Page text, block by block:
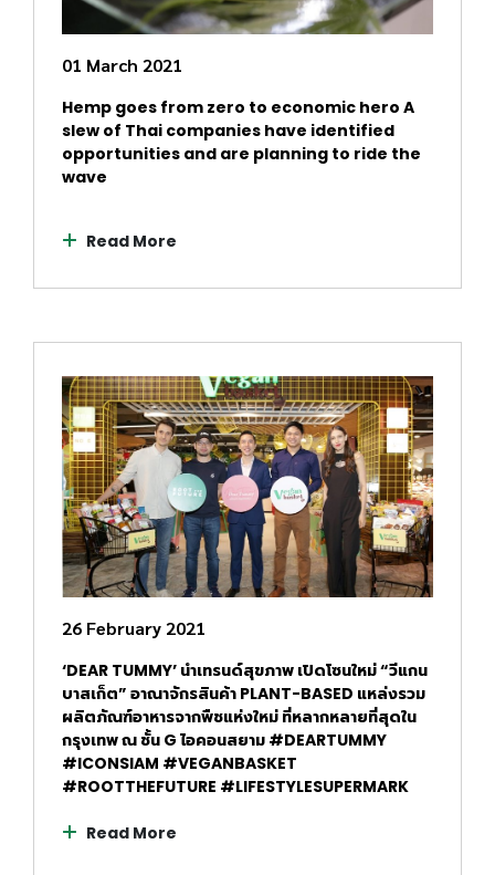
01 March 2021
Hemp goes from zero to economic hero A
slew of Thai companies have identified
opportunities and are planning to ride the
wave
Read More
26 February 2021
‘DEAR TUMMY’ นำเทรนด์สุขภาพ เปิดโซนใหม่ “วีแกน
บาสเก็ต” อาณาจักรสินค้า PLANT-BASED แหล่งรวม
ผลิตภัณฑ์อาหารจากพืชแห่งใหม่ ที่หลากหลายที่สุดใน
กรุงเทพ ณ ชั้น G ไอคอนสยาม #DEARTUMMY
#ICONSIAM #VEGANBASKET
#ROOTTHEFUTURE #LIFESTYLESUPERMARK
Read More